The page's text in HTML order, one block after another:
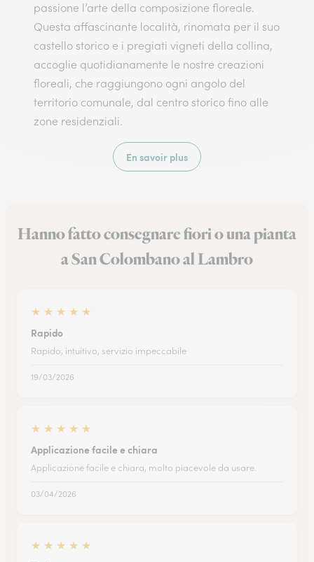
passione l’arte della composizione floreale.
Questa affascinante località, rinomata per il suo
castello storico e i pregiati vigneti della collina,
accoglie quotidianamente le nostre creazioni
floreali, che raggiungono ogni angolo del
territorio comunale, dal centro storico fino alle
zone residenziali.
En savoir plus
Hanno fatto consegnare fiori o una pianta
a San Colombano al Lambro
★ ★ ★ ★ ★
Rapido
Rapido, intuitivo, servizio impeccabile
19/03/2026
★ ★ ★ ★ ★
Applicazione facile e chiara
Applicazione facile e chiara, molto piacevole da usare.
03/04/2026
★ ★ ★ ★ ★